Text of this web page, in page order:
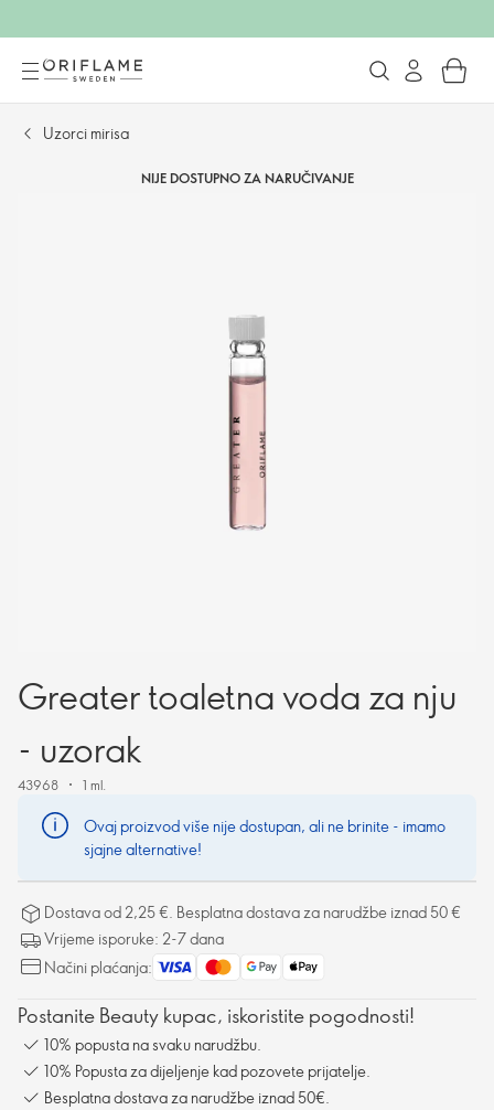
Uzorci mirisa
NIJE DOSTUPNO ZA NARUČIVANJE
Greater toaletna voda za nju
- uzorak
43968 1 ml.
Ovaj proizvod više nije dostupan, ali ne brinite - imamo
sjajne alternative!
Dostava od 2,25 €. Besplatna dostava za narudžbe iznad 50 €
Vrijeme isporuke: 2-7 dana
Načini plaćanja:
Postanite Beauty kupac, iskoristite pogodnosti!
10% popusta na svaku narudžbu.
10% Popusta za dijeljenje kad pozovete prijatelje.
Besplatna dostava za narudžbe iznad 50€.